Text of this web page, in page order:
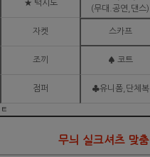
★ 턱시도
(무대.공연,댄스)
자켓 스카프
조끼 ♠ 코트
점퍼 ♣유니폼,단체복
ㅌ
무늬 실크셔츠 맞춤